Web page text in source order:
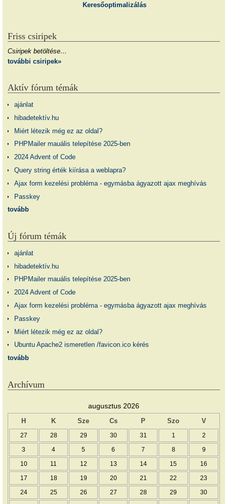
Keresőoptimalizálás
Friss csiripek
Csiripek betöltése…
további csiripek»
Aktív fórum témák
ajánlat
hibadetektív.hu
Miért létezik még ez az oldal?
PHPMailer mauális telepítése 2025-ben
2024 Advent of Code
Query string érték kiírása a weblapra?
Ajax form kezelési probléma - egymásba ágyazott ajax meghívás
Passkey
tovább
Új fórum témák
ajánlat
hibadetektív.hu
PHPMailer mauális telepítése 2025-ben
2024 Advent of Code
Ajax form kezelési probléma - egymásba ágyazott ajax meghívás
Passkey
Miért létezik még ez az oldal?
Ubuntu Apache2 ismeretlen /favicon.ico kérés
tovább
Archívum
augusztus 2026
H K Sze Cs P Szo V
27 28 29 30 31 1 2
3 4 5 6 7 8 9
10 11 12 13 14 15 16
17 18 19 20 21 22 23
24 25 26 27 28 29 30